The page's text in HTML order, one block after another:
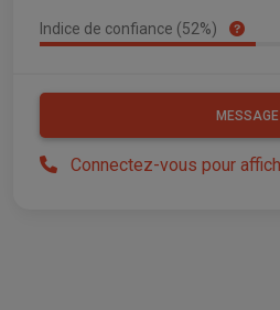
Indice de confiance (52%)
MESSAGE
Connectez-vous pour